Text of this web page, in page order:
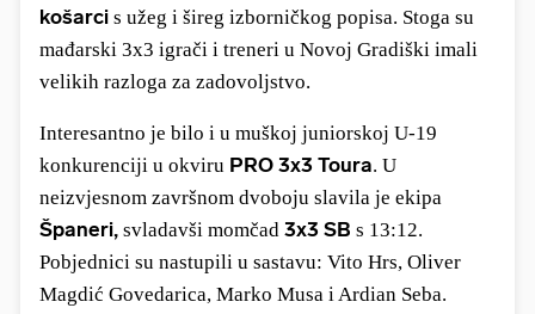
košarci s užeg i šireg izborničkog popisa. Stoga su
mađarski 3x3 igrači i treneri u Novoj Gradiški imali
velikih razloga za zadovoljstvo.
Interesantno je bilo i u muškoj juniorskoj U-19
konkurenciji u okviru PRO 3x3 Toura. U
neizvjesnom završnom dvoboju slavila je ekipa
Španeri, svladavši momčad 3x3 SB s 13:12.
Pobjednici su nastupili u sastavu: Vito Hrs, Oliver
Magdić Govedarica, Marko Musa i Ardian Seba.